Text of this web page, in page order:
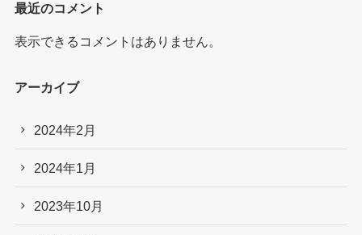
最近のコメント
表示できるコメントはありません。
アーカイブ
2024年2月
2024年1月
2023年10月